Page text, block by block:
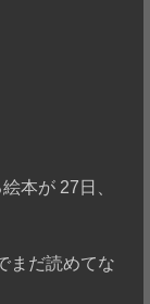
本が 27日、
まだ読めてな